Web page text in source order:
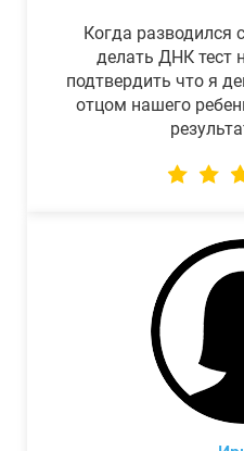
Когда разводился
делать ДНК тест
подтвердить что я
отцом нашего